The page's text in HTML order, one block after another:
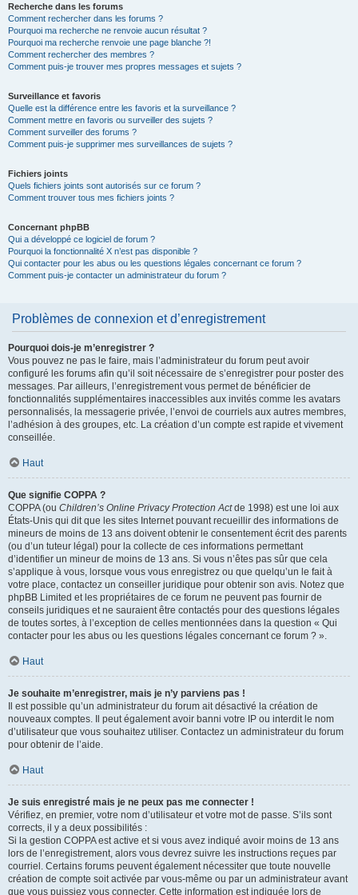
Recherche dans les forums
Comment rechercher dans les forums ?
Pourquoi ma recherche ne renvoie aucun résultat ?
Pourquoi ma recherche renvoie une page blanche ?!
Comment rechercher des membres ?
Comment puis-je trouver mes propres messages et sujets ?
Surveillance et favoris
Quelle est la différence entre les favoris et la surveillance ?
Comment mettre en favoris ou surveiller des sujets ?
Comment surveiller des forums ?
Comment puis-je supprimer mes surveillances de sujets ?
Fichiers joints
Quels fichiers joints sont autorisés sur ce forum ?
Comment trouver tous mes fichiers joints ?
Concernant phpBB
Qui a développé ce logiciel de forum ?
Pourquoi la fonctionnalité X n’est pas disponible ?
Qui contacter pour les abus ou les questions légales concernant ce forum ?
Comment puis-je contacter un administrateur du forum ?
Problèmes de connexion et d’enregistrement
Pourquoi dois-je m’enregistrer ?
Vous pouvez ne pas le faire, mais l’administrateur du forum peut avoir
configuré les forums afin qu’il soit nécessaire de s’enregistrer pour poster des
messages. Par ailleurs, l’enregistrement vous permet de bénéficier de
fonctionnalités supplémentaires inaccessibles aux invités comme les avatars
personnalisés, la messagerie privée, l’envoi de courriels aux autres membres,
l’adhésion à des groupes, etc. La création d’un compte est rapide et vivement
conseillée.
Haut
Que signifie COPPA ?
COPPA (ou Children’s Online Privacy Protection Actde 1998) est une loi aux
États-Unis qui dit que les sites Internet pouvant recueillir des informations de
mineurs de moins de 13 ans doivent obtenir le consentement écrit des parents
(ou d’un tuteur légal) pour la collecte de ces informations permettant
d’identifier un mineur de moins de 13 ans. Si vous n’êtes pas sûr que cela
s’applique à vous, lorsque vous vous enregistrez ou que quelqu’un le fait à
votre place, contactez un conseiller juridique pour obtenir son avis. Notez que
phpBB Limited et les propriétaires de ce forum ne peuvent pas fournir de
conseils juridiques et ne sauraient être contactés pour des questions légales
de toutes sortes, à l’exception de celles mentionnées dans la question « Qui
contacter pour les abus ou les questions légales concernant ce forum ? ».
Haut
Je souhaite m’enregistrer, mais je n’y parviens pas !
Il est possible qu’un administrateur du forum ait désactivé la création de
nouveaux comptes. Il peut également avoir banni votre IP ou interdit le nom
d’utilisateur que vous souhaitez utiliser. Contactez un administrateur du forum
pour obtenir de l’aide.
Haut
Je suis enregistré mais je ne peux pas me connecter !
Vérifiez, en premier, votre nom d’utilisateur et votre mot de passe. S’ils sont
corrects, il y a deux possibilités :
Si la gestion COPPA est active et si vous avez indiqué avoir moins de 13 ans
lors de l’enregistrement, alors vous devrez suivre les instructions reçues par
courriel. Certains forums peuvent également nécessiter que toute nouvelle
création de compte soit activée par vous-même ou par un administrateur avant
que vous puissiez vous connecter. Cette information est indiquée lors de